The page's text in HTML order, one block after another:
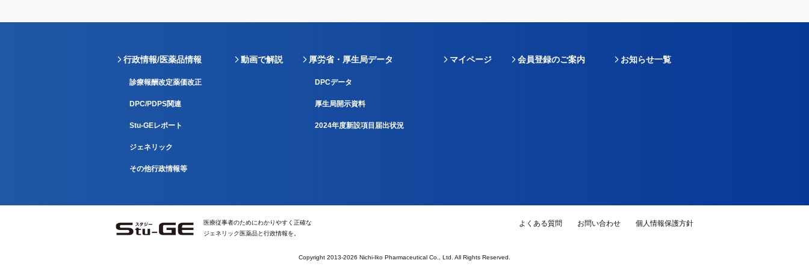
行政情報/医薬品情報
診療報酬改定薬価改正
DPC/PDPS関連
Stu-GEレポート
ジェネリック
その他行政情報等
動画で解説 厚労省・厚生局データ
DPCデータ
厚生局開示資料
2024年度新設項目届出状況
マイページ 会員登録のご案内 お知らせ一覧
よくある質問 お問い合わせ 個人情報保護方針
医療従事者のためにわかりやすく正確な
ジェネリック医薬品と行政情報を。
Copyright 2013-2026 Nichi-Iko Pharmaceutical Co., Ltd. All Rights Reserved.